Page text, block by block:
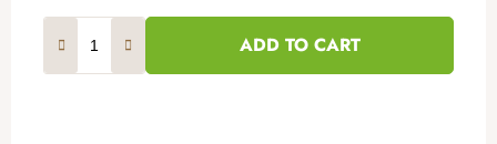
ADD TO CART